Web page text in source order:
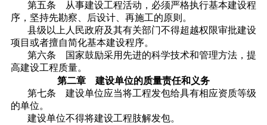
第五条 从事建设工程活动，必须严格执行基本建设程
序，坚持先勘察、后设计、再施工的原则。
县级以上人民政府及其有关部门不得超越权限审批建设
项目或者擅自简化基本建设程序。
第六条 国家鼓励采用先进的科学技术和管理方法，提
高建设工程质量。
第二章 建设单位的质量责任和义务
第七条 建设单位应当将工程发包给具有相应资质等级
的单位。
建设单位不得将建设工程肢解发包。